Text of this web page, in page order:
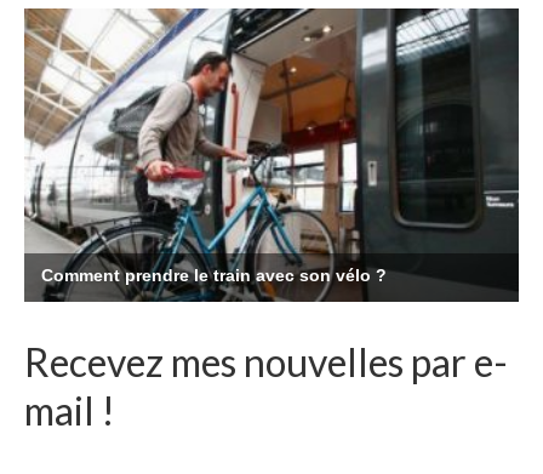
Recevez mes nouvelles par e-
mail !